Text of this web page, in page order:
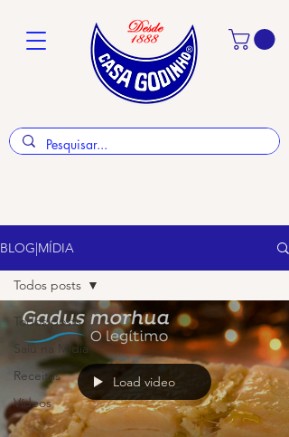
BLOG|MÍDIA
Todos posts
Saiu na Mídia
Receitas
Vídeos
Todos posts
Load video